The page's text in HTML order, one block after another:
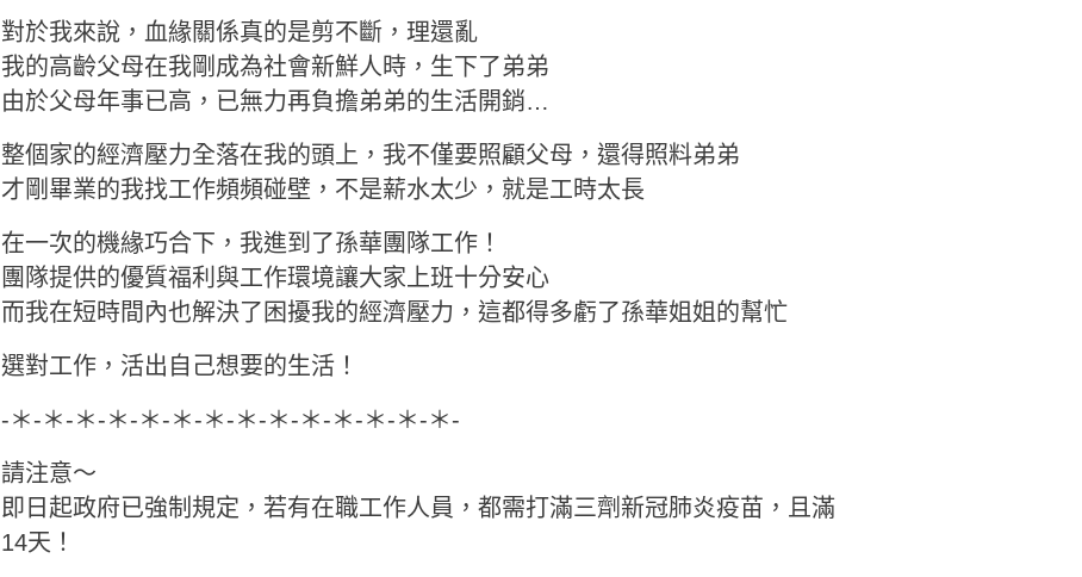
對於我來說，血緣關係真的是剪不斷，理還亂
我的高齡父母在我剛成為社會新鮮人時，生下了弟弟
由於父母年事已高，已無力再負擔弟弟的生活開銷…
整個家的經濟壓力全落在我的頭上，我不僅要照顧父母，還得照料弟弟
才剛畢業的我找工作頻頻碰壁，不是薪水太少，就是工時太長
在一次的機緣巧合下，我進到了孫華團隊工作！
團隊提供的優質福利與工作環境讓大家上班十分安心
而我在短時間內也解決了困擾我的經濟壓力，這都得多虧了孫華姐姐的幫忙
選對工作，活出自己想要的生活！
-＊-＊-＊-＊-＊-＊-＊-＊-＊-＊-＊-＊-＊-＊-
請注意～
即日起政府已強制規定，若有在職工作人員，都需打滿三劑新冠肺炎疫苗，且滿
14天！